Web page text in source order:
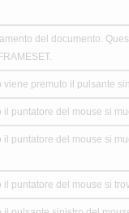
del documento.
premuto il pulsante
puntatore del mouse si
puntatore del mouse si
puntatore del mouse si